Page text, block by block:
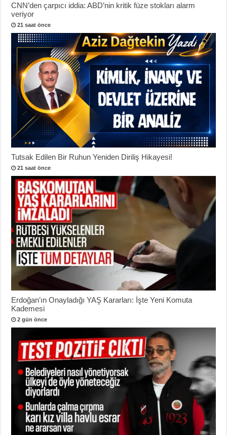
CNN’den çarpıcı iddia: ABD’nin kritik füze stokları alarm
veriyor
21 saat önce
Tutsak Edilen Bir Ruhun Yeniden Diriliş Hikayesi!
21 saat önce
Erdoğan’ın Onayladığı YAŞ Kararları: İşte Yeni Komuta
Kademesi
2 gün önce